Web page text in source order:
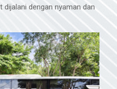
dijalani dengan nyaman dan